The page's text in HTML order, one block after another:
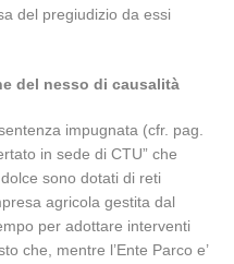
del pregiudizio da essi
del nesso di causalità
impugnata (cfr. pag.
in sede di CTU” che
sono dotati di reti
agricola gestita dal
per adottare interventi
che, mentre l’Ente Parco e’